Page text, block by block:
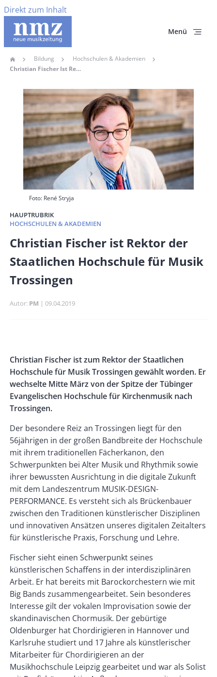
Direkt zum Inhalt
Menü
Pfadnavigation
Home Bildung
Hochschulen & Akademien
Christian Fischer Ist Rektor Der Staatlichen Hochschule Für Musik Trossingen
Hauptbild
Foto: René Stryja
HAUPTRUBRIK
HOCHSCHULEN & AKADEMIEN
Banner
Size
Christian Fischer ist Rektor der
Staatlichen Hochschule für Musik
Trossingen
Autor PM Publikationsdatum
09.04.2019
Left
Rectangle
Right
Body
Christian Fischer ist zum Rektor der Staatlichen
Hochschule für Musik Trossingen gewählt worden. Er
wechselte Mitte März von der Spitze der Tübinger
Evangelischen Hochschule für Kirchenmusik nach
Trossingen.
Der besondere Reiz an Trossingen liegt für den
56jährigen in der großen Bandbreite der Hochschule
mit ihrem traditionellen Fächerkanon, den
Schwerpunkten bei Alter Musik und Rhythmik sowie
ihrer bewussten Ausrichtung in die digitale Zukunft
mit dem Landeszentrum MUSIK-DESIGN-
PERFORMANCE. Es versteht sich als Brückenbauer
zwischen den Traditionen künstlerischer Disziplinen
und innovativen Ansätzen unseres digitalen Zeitalters
für künstlerische Praxis, Forschung und Lehre.
Fischer sieht einen Schwerpunkt seines
künstlerischen Schaffens in der interdisziplinären
Arbeit. Er hat bereits mit Barockorchestern wie mit
Big Bands zusammengearbeitet. Sein besonderes
Interesse gilt der vokalen Improvisation sowie der
skandinavischen Chormusik. Der gebürtige
Oldenburger hat Chordirigieren in Hannover und
Karlsruhe studiert und 17 Jahre als künstlerischer
Mitarbeiter für Chordirigieren an der
Musikhochschule Leipzig gearbeitet und war als Solist